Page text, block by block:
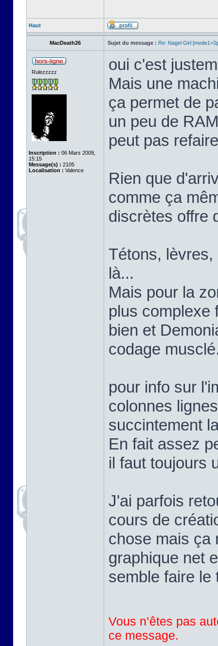
Haut
MacDeath26 Sujet du message : Re: Nagel Girl
Rulezzzzz
Inscription : 06 Mars 2009,
15:15
Message(s) : 2105
Localisation : Valence
oui c'est
Mais une
ça permet de
un peu de
peut pas
Rien que
comme ça
discrètes offre
Tétons,
là...
Mais pour la
plus complexe
bien et
codage
pour info sur
colonnes
succintement
En fait assez
il faut toujours
J'ai parfois
cours de
chose mais ça
graphique net
semble faire le
Vous n’êtes pas
ce message.